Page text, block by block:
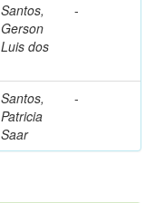
Santos,
Gerson
Luis dos
-
Santos,
Patricia
Saar
-